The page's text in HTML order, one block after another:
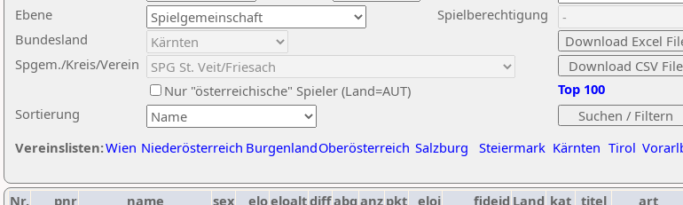
Ebene
Sortierung
Bundesland
Spgem./Kreis/Verein
Nur "österreichische" Spieler (Land=AUT)
Spielberechtigung
Vereinslisten:Wien Niederösterreich BurgenlandOberösterreich Salzburg Steiermark Kärnten Tirol
Top 100
Nr. pnr name sex eloeloaltdiffabg anz pkt eloi fideid Land kat titel art